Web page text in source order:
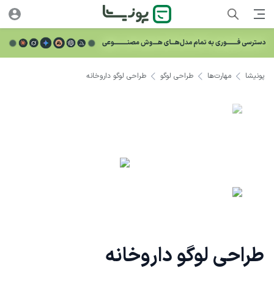
طراحی لوگو داروخانه
پونیشا مهارت‌ها طراحی لوگو طراحی لوگو داروخانه